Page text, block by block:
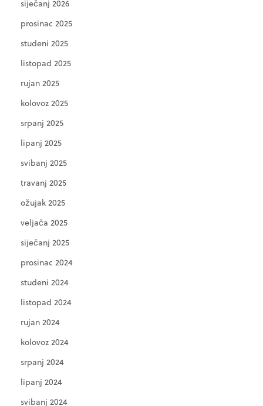
siječanj 2026
prosinac 2025
studeni 2025
listopad 2025
rujan 2025
kolovoz 2025
srpanj 2025
lipanj 2025
svibanj 2025
travanj 2025
ožujak 2025
veljača 2025
siječanj 2025
prosinac 2024
studeni 2024
listopad 2024
rujan 2024
kolovoz 2024
srpanj 2024
lipanj 2024
svibanj 2024